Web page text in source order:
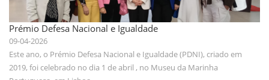
Prémio Defesa Nacional e Igualdade
09-04-2026
Este ano, o Prémio Defesa Nacional e Igualdade (PDNI), criado em
2019, foi celebrado no dia 1 de abril , no Museu da Marinha